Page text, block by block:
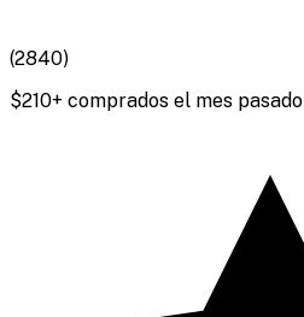
(2840)
$210+ comprados el mes pasado